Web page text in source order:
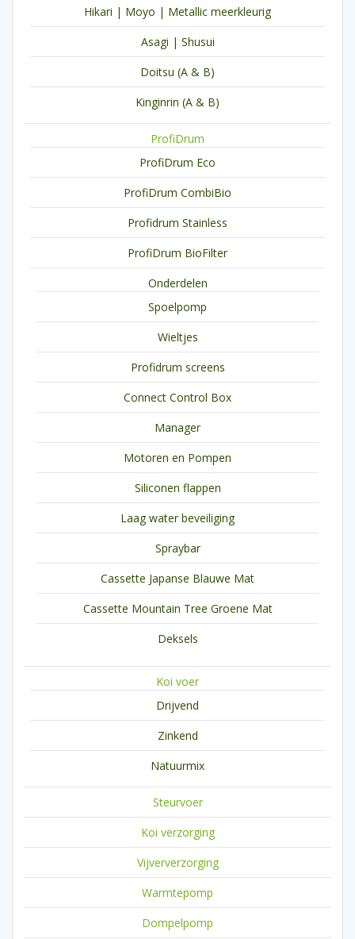
Hikari | Moyo | Metallic meerkleurig
Asagi | Shusui
Doitsu (A & B)
Kinginrin (A & B)
ProfiDrum
ProfiDrum Eco
ProfiDrum CombiBio
Profidrum Stainless
ProfiDrum BioFilter
Onderdelen
Spoelpomp
Wieltjes
Profidrum screens
Connect Control Box
Manager
Motoren en Pompen
Siliconen flappen
Laag water beveiliging
Spraybar
Cassette Japanse Blauwe Mat
Cassette Mountain Tree Groene Mat
Deksels
Koi voer
Drijvend
Zinkend
Natuurmix
Steurvoer
Koi verzorging
Vijververzorging
Warmtepomp
Dompelpomp